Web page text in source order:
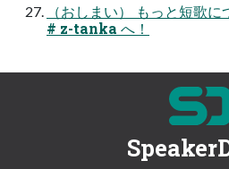
（おしまい） もっと短歌
# z-tanka へ！